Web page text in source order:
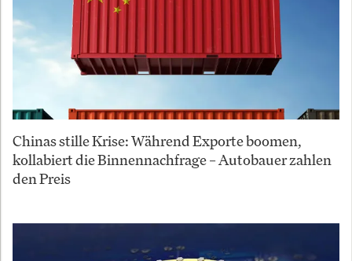
Chinas stille Krise: Während Exporte boomen,
kollabiert die Binnennachfrage – Autobauer zahlen
den Preis